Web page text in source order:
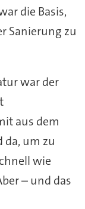
die Basis,
Sanierung zu
war der
aus dem
um zu
wie
– und das